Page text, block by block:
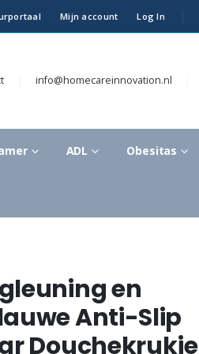
Mijn account Log In
info@homecareinnovation.nl
ADL Obesitas
en
Anti-Slip
Douchekrukje